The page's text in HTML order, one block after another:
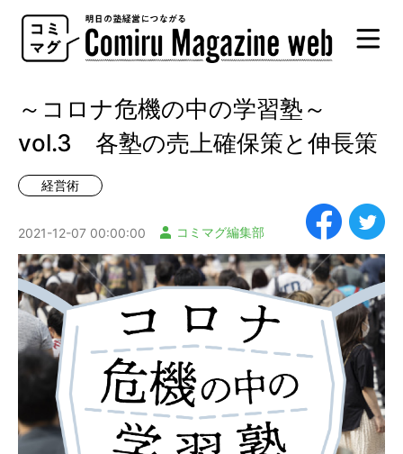
Comiru
Magazine
～コロナ危機の中の学習塾～
vol.3 各塾の売上確保策と伸長策
経営術
2021-12-07 00:00:00 コミマグ編集部